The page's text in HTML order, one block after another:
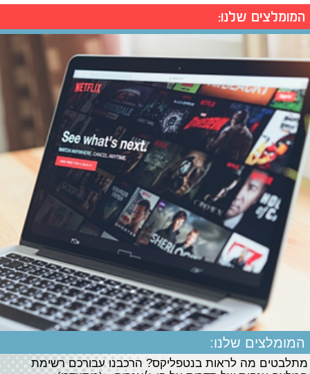
המומלצים שלנו:
המומלצים שלנו:
מתלבטים מה לראות בנטפליקס? הרכבנו עבורכם רשימת